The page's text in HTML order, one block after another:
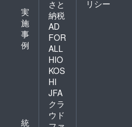
実
施
事
例
統
さと
納税
AD
FOR
ALL
HIO
KOS
HI
JFA
クラ
ウド
リシー